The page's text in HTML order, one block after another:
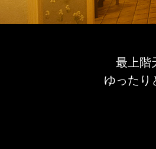
最上階
ゆったり